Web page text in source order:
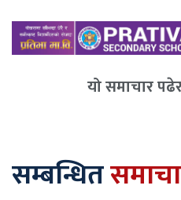
यो समाचार
सम्बन्धित